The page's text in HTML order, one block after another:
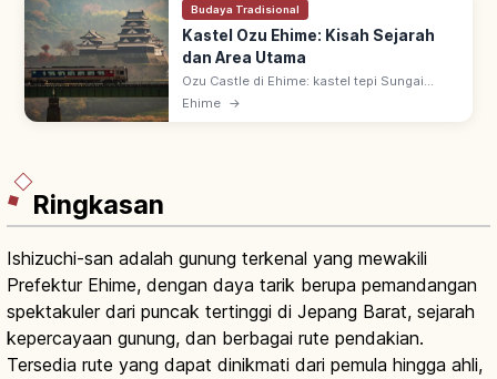
Budaya Tradisional
Kastel Ozu Ehime: Kisah Sejarah
dan Area Utama
Ozu Castle di Ehime: kastel tepi Sungai
Hijikawa, 'Kyoto kecil Iyo'. Tenshu kayu 4
Ehime →
Ringkasan
Ishizuchi-san adalah gunung terkenal yang mewakili
Prefektur Ehime, dengan daya tarik berupa pemandangan
spektakuler dari puncak tertinggi di Jepang Barat, sejarah
kepercayaan gunung, dan berbagai rute pendakian.
Tersedia rute yang dapat dinikmati dari pemula hingga ahli,